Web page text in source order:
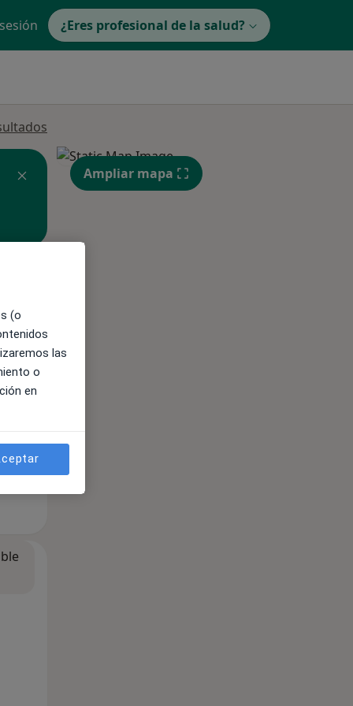
¿Eres profesional de la salud?
Ampliar mapa
(o
las
o
en